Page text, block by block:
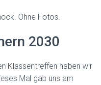
Ohne Fotos.
2030
Klassentreffen haben wir
Mal gab uns am